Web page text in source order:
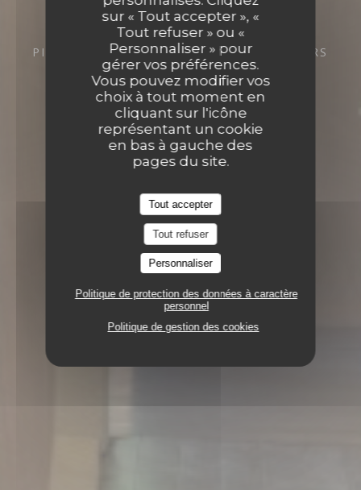
sur « Tout accepter », «
Tout refuser » ou «
Personnaliser » pour
gérer vos préférences.
Vous pouvez modifier vos
choix à tout moment en
cliquant sur l'icône
représentant un cookie
en bas à gauche des
pages du site.
Tout accepter
Tout refuser
Personnaliser
Politique de protection des données à caractère
personnel
Politique de gestion des cookies
PIZZERIA 9 RUE CHÂTEAUNEUF 37000 TOURS